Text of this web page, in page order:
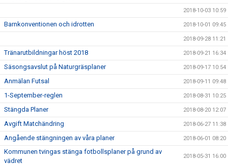
2018-10-03 10:59
Barnkonventionen och idrotten 2018-10-01 09:45
2018-09-28 11:21
Tränarutbildningar höst 2018 2018-09-21 16:34
Säsongsavslut på Naturgräsplaner 2018-09-17 10:54
Anmälan Futsal 2018-09-11 09:48
1-September-reglen 2018-08-31 10:25
Stängda Planer 2018-08-20 12:07
Avgift Matchändring 2018-06-27 11:38
Angående stängningen av våra planer 2018-06-01 08:20
Kommunen tvingas stänga fotbollsplaner på grund av
vädret
2018-05-31 16:00